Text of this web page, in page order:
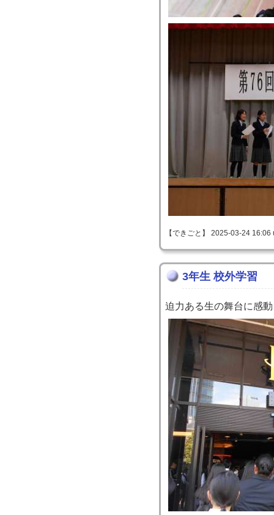
【できごと】 2025-03-24
3年生 校外学習
迫力ある生の舞台に感